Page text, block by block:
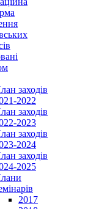
заходів
2022
заходів
2023
заходів
2024
заходів
2025
2017